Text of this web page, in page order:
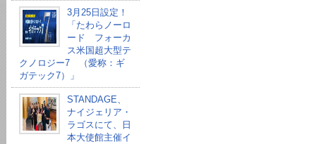
3月25日設定！
「たわらノーロ
ード フォーカ
ス米国超大型テ
クノロジー7 （愛称：ギ
ガテック7）」
STANDAGE、
ナイジェリア・
ラゴスにて、日
本大使館主催イ